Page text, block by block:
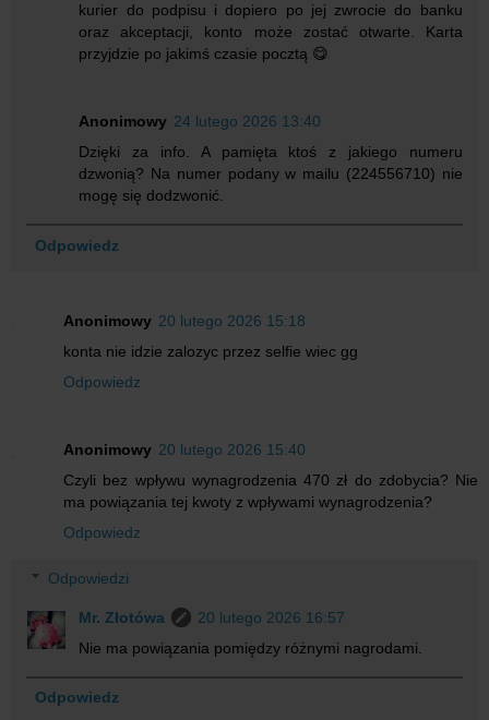
kurier do podpisu i dopiero po jej zwrocie do banku
oraz akceptacji, konto może zostać otwarte. Karta
przyjdzie po jakimś czasie pocztą 😋
Anonimowy 24 lutego 2026 13:40
Dzięki za info. A pamięta ktoś z jakiego numeru
dzwonią? Na numer podany w mailu (224556710) nie
mogę się dodzwonić.
Odpowiedz
Anonimowy 20 lutego 2026 15:18
konta nie idzie zalozyc przez selfie wiec gg
Odpowiedz
Anonimowy 20 lutego 2026 15:40
Czyli bez wpływu wynagrodzenia 470 zł do zdobycia? Nie
ma powiązania tej kwoty z wpływami wynagrodzenia?
Odpowiedz
Odpowiedzi
Mr. Złotówa
20 lutego 2026 16:57
Nie ma powiązania pomiędzy różnymi nagrodami.
Odpowiedz